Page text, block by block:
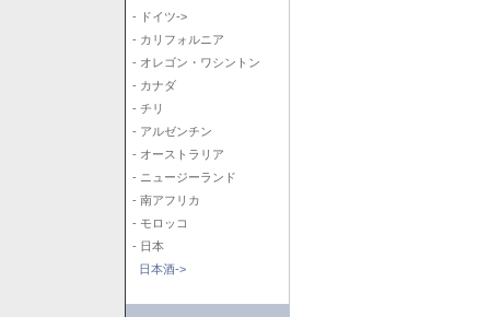
- ドイツ->
- カリフォルニア
- オレゴン・ワシントン
- カナダ
- チリ
- アルゼンチン
- オーストラリア
- ニュージーランド
- 南アフリカ
- モロッコ
- 日本
日本酒->